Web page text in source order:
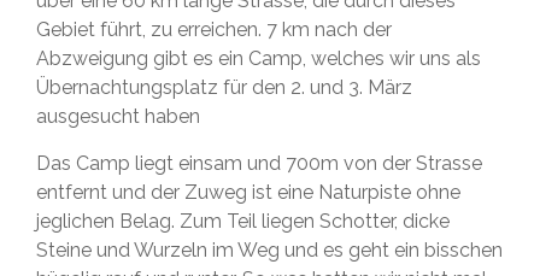
Gebiet führt, zu erreichen. 7 km nach der
Abzweigung gibt es ein Camp, welches wir uns als
Übernachtungsplatz für den 2. und 3. März
ausgesucht haben
Das Camp liegt einsam und 700m von der Strasse
entfernt und der Zuweg ist eine Naturpiste ohne
jeglichen Belag. Zum Teil liegen Schotter, dicke
Steine und Wurzeln im Weg und es geht ein bisschen